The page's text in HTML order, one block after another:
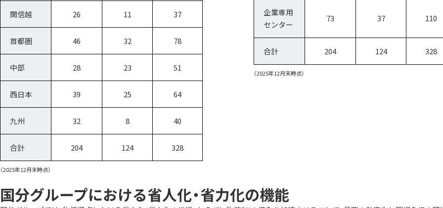
関信越 26 11 37
首都圏 46 32 78
中部 28 23 51
西日本 39 25 64
九州 32 8 40
合計 204 124 328
（2025年12月末時点）
企業専用
センター
73 37 110
合計 204 124 328
（2025年12月末時点）
国分グループにおける省人化・省力化の機能